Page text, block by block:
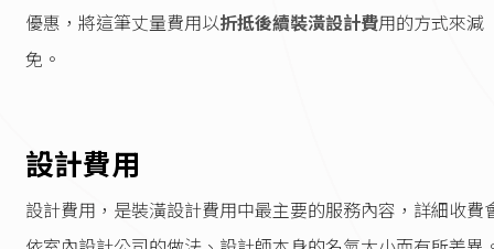
優惠，將這筆丈量費用以折抵後續裝潢設計費用的方式來減
免。
設計費用
設計費用，是裝潢設計費用中最主要的服務內容，詳細收費